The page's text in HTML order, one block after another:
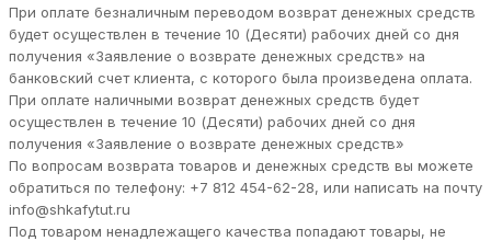
При оплате безналичным переводом возврат денежных средств
будет осуществлен в течение 10 (Десяти) рабочих дней со дня
получения «Заявление о возврате денежных средств» на
банковский счет клиента, с которого была произведена оплата.
При оплате наличными возврат денежных средств будет
осуществлен в течение 10 (Десяти) рабочих дней со дня
получения «Заявление о возврате денежных средств»
По вопросам возврата товаров и денежных средств вы можете
обратиться по телефону: +7 812 454-62-28, или написать на почту
info@shkafytut.ru
Под товаром ненадлежащего качества попадают товары, не